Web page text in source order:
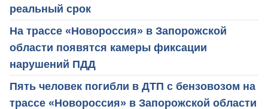
реальный срок
На трассе «Новороссия» в Запорожской
области появятся камеры фиксации
нарушений ПДД
Пять человек погибли в ДТП с бензовозом на
трассе «Новороссия» в Запорожской области